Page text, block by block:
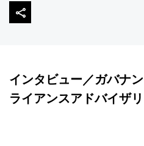
インタビュー／ガバナ
ライアンスアドバイザ